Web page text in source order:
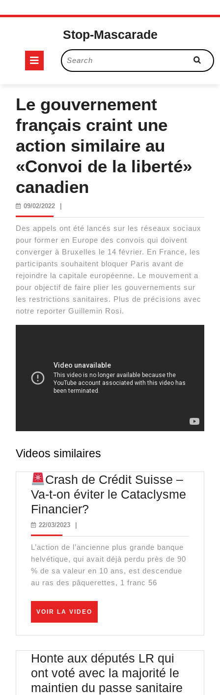
Skip
Stop-Mascarade
Open
Search
for:
Le gouvernement
français craint une
action similaire au
«Convoi de la liberté»
canadien
09/02/202209/02/2022
Des appels ont été lancés sur les réseaux sociaux
pour former en Europe des convois qui doivent
converger à Bruxelles le 14 février. En France, les
participants souhaitent bloquer Paris avant de
rejoindre la capitale européenne. Le mouvement a
pour objectif de faire plier les gouvernements sur
les restrictions sanitaires. Plus de précisions avec
notre reporter Guillemin Rosi.
Videos similaires
Crash de Crédit Suisse –
Va-t-on éviter le Cataclysme
Financier?
de
Crédit
Suisse
–
t-
on
le
Cataclysme
Financier?
22/03/202322/03/2023
L’action de l’ancienne plus grande banque
helvétique, qui avait déjà perdu près de 90
% de sa valeur en 10 ans, est descendue
au ras des pâquerettes, 1 franc 56
VOIR LA VIDEO
Honte aux députés LR qui
ont voté avec la majorité le
maintien du passe sanitaire